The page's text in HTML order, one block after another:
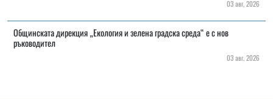
03 авг, 2026
Общинската дирекция „Екология и зелена градска среда“ е с нов
ръководител
03 авг, 2026